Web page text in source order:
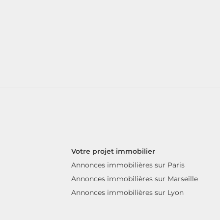
Votre projet immobilier
Annonces immobilières sur Paris
Annonces immobilières sur Marseille
Annonces immobilières sur Lyon